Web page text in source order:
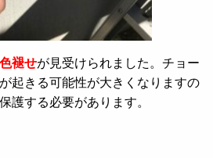
褪せが見受けられました。チョー
起きる可能性が大きくなりますの
護する必要があります。